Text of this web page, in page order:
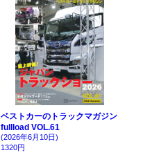
ベストカーのトラックマガジン
fullload VOL.61
(2026年6月10日)
1320円